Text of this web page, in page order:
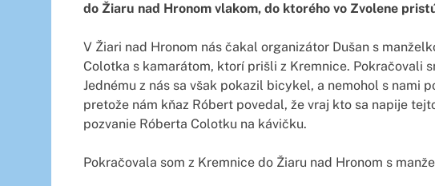
do Žiaru nad Hronom vlakom, do ktorého vo Zvolene
V Žiari nad Hronom nás čakal organizátor Dušan s
Colotka s kamarátom, ktorí prišli z Kremnice. Pokračovali
Jednému z nás sa však pokazil bicykel, a nemohol s nami
pretože nám kňaz Róbert povedal, že vraj kto sa napije
pozvanie Róberta Colotku na kávičku.
Pokračovala som z Kremnice do Žiaru nad Hronom s